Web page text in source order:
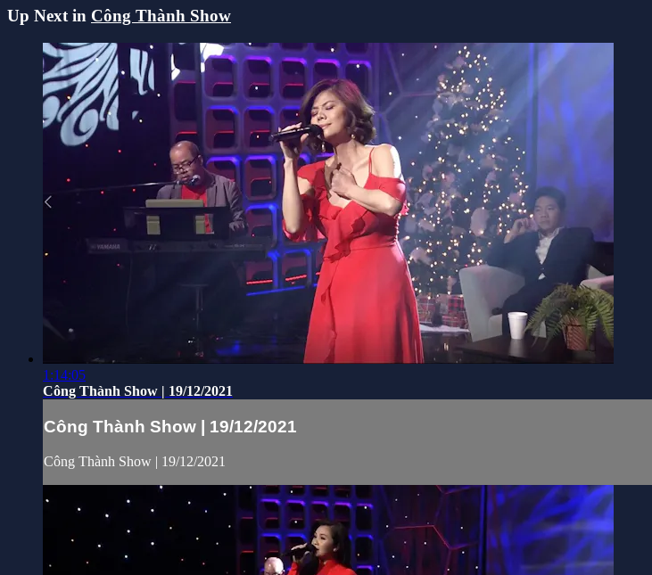
Up Next in Công Thành Show
1:14:05
Công Thành Show | 19/12/2021
Công Thành Show | 19/12/2021
Công Thành Show | 19/12/2021